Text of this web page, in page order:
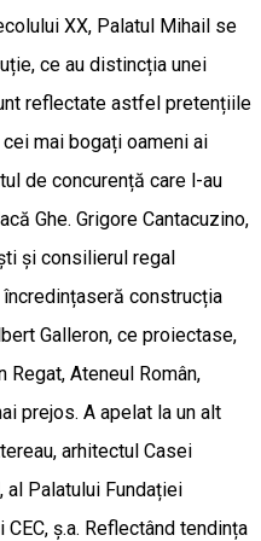
XX, Palatul Mihail se
ce au distincția unei
reflectate astfel pretențiile
mai bogați oameni ai
de concurență care l-au
Ghe. Grigore Cantacuzino,
și consilierul regal
construcția
Galleron, ce proiectase,
Ateneul Român,
prejos. A apelat la un alt
arhitectul Casei
al Palatului Fundației
ș.a. Reflectând tendința